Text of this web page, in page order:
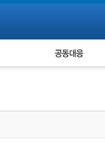
피해자 공동대응